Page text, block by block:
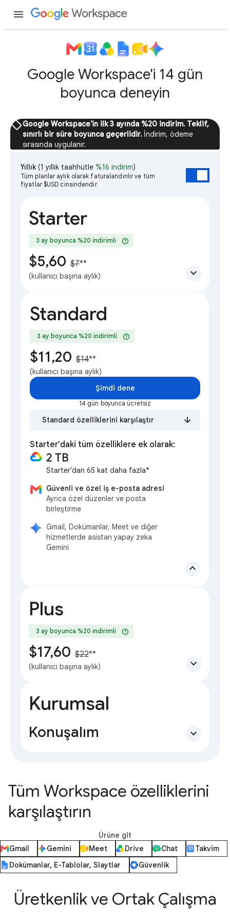
menu
Google Workspace'i 14 gün
boyunca deneyin
sellGoogle Workspace'in ilk 3 ayında %20 indirim. Teklif,
sınırlı bir süre boyunca geçerlidir. İndirim, ödeme
sırasında uygulanır.
Yıllık (1 yıllık taahhütle %16 indirim)
Tüm planlar aylık olarak faturalandırılır ve tüm
fiyatlar $USD cinsindendir
Starter
3 ay boyunca %20 indirimli help
$5,60 $7**
(kullanıcı başına aylık) expand_more
Standard
3 ay boyunca %20 indirimli help
$11,20 $14**
(kullanıcı başına aylık)
Şimdi dene
14 gün boyunca ücretsiz
Standard özelliklerini karşılaştır
Starter'daki tüm özelliklere ek olarak:
2 TB
Starter'dan 65 kat daha fazla*
Güvenli ve özel iş e-posta adresi
Ayrıca özel düzenler ve posta
birleştirme
Gmail, Dokümanlar, Meet ve diğer
hizmetlerde asistan yapay zeka
Gemini
expand_less
Plus
3 ay boyunca %20 indirimli help
$17,60 $22**
(kullanıcı başına aylık) expand_more
Kurumsal
Konuşalım expand_more
Tüm Workspace özelliklerini
karşılaştırın
Ürüne git
Gmail
Gemini Meet Drive Chat
Takvim
Dokümanlar, E-Tablolar, Slaytlar
Güvenlik
Üretkenlik ve Ortak Çalışma